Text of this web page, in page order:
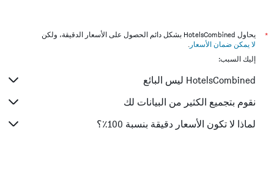
*
يحاول HotelsCombined بشكل دائم الحصول على الأسعار الدقيقة، ولكن
لا يمكن ضمان الأسعار .
إليك السبب:
HotelsCombined ليس البائع
نقوم بتجميع الكثير من البيانات لك
لماذا لا تكون الأسعار دقيقة بنسبة 100٪؟